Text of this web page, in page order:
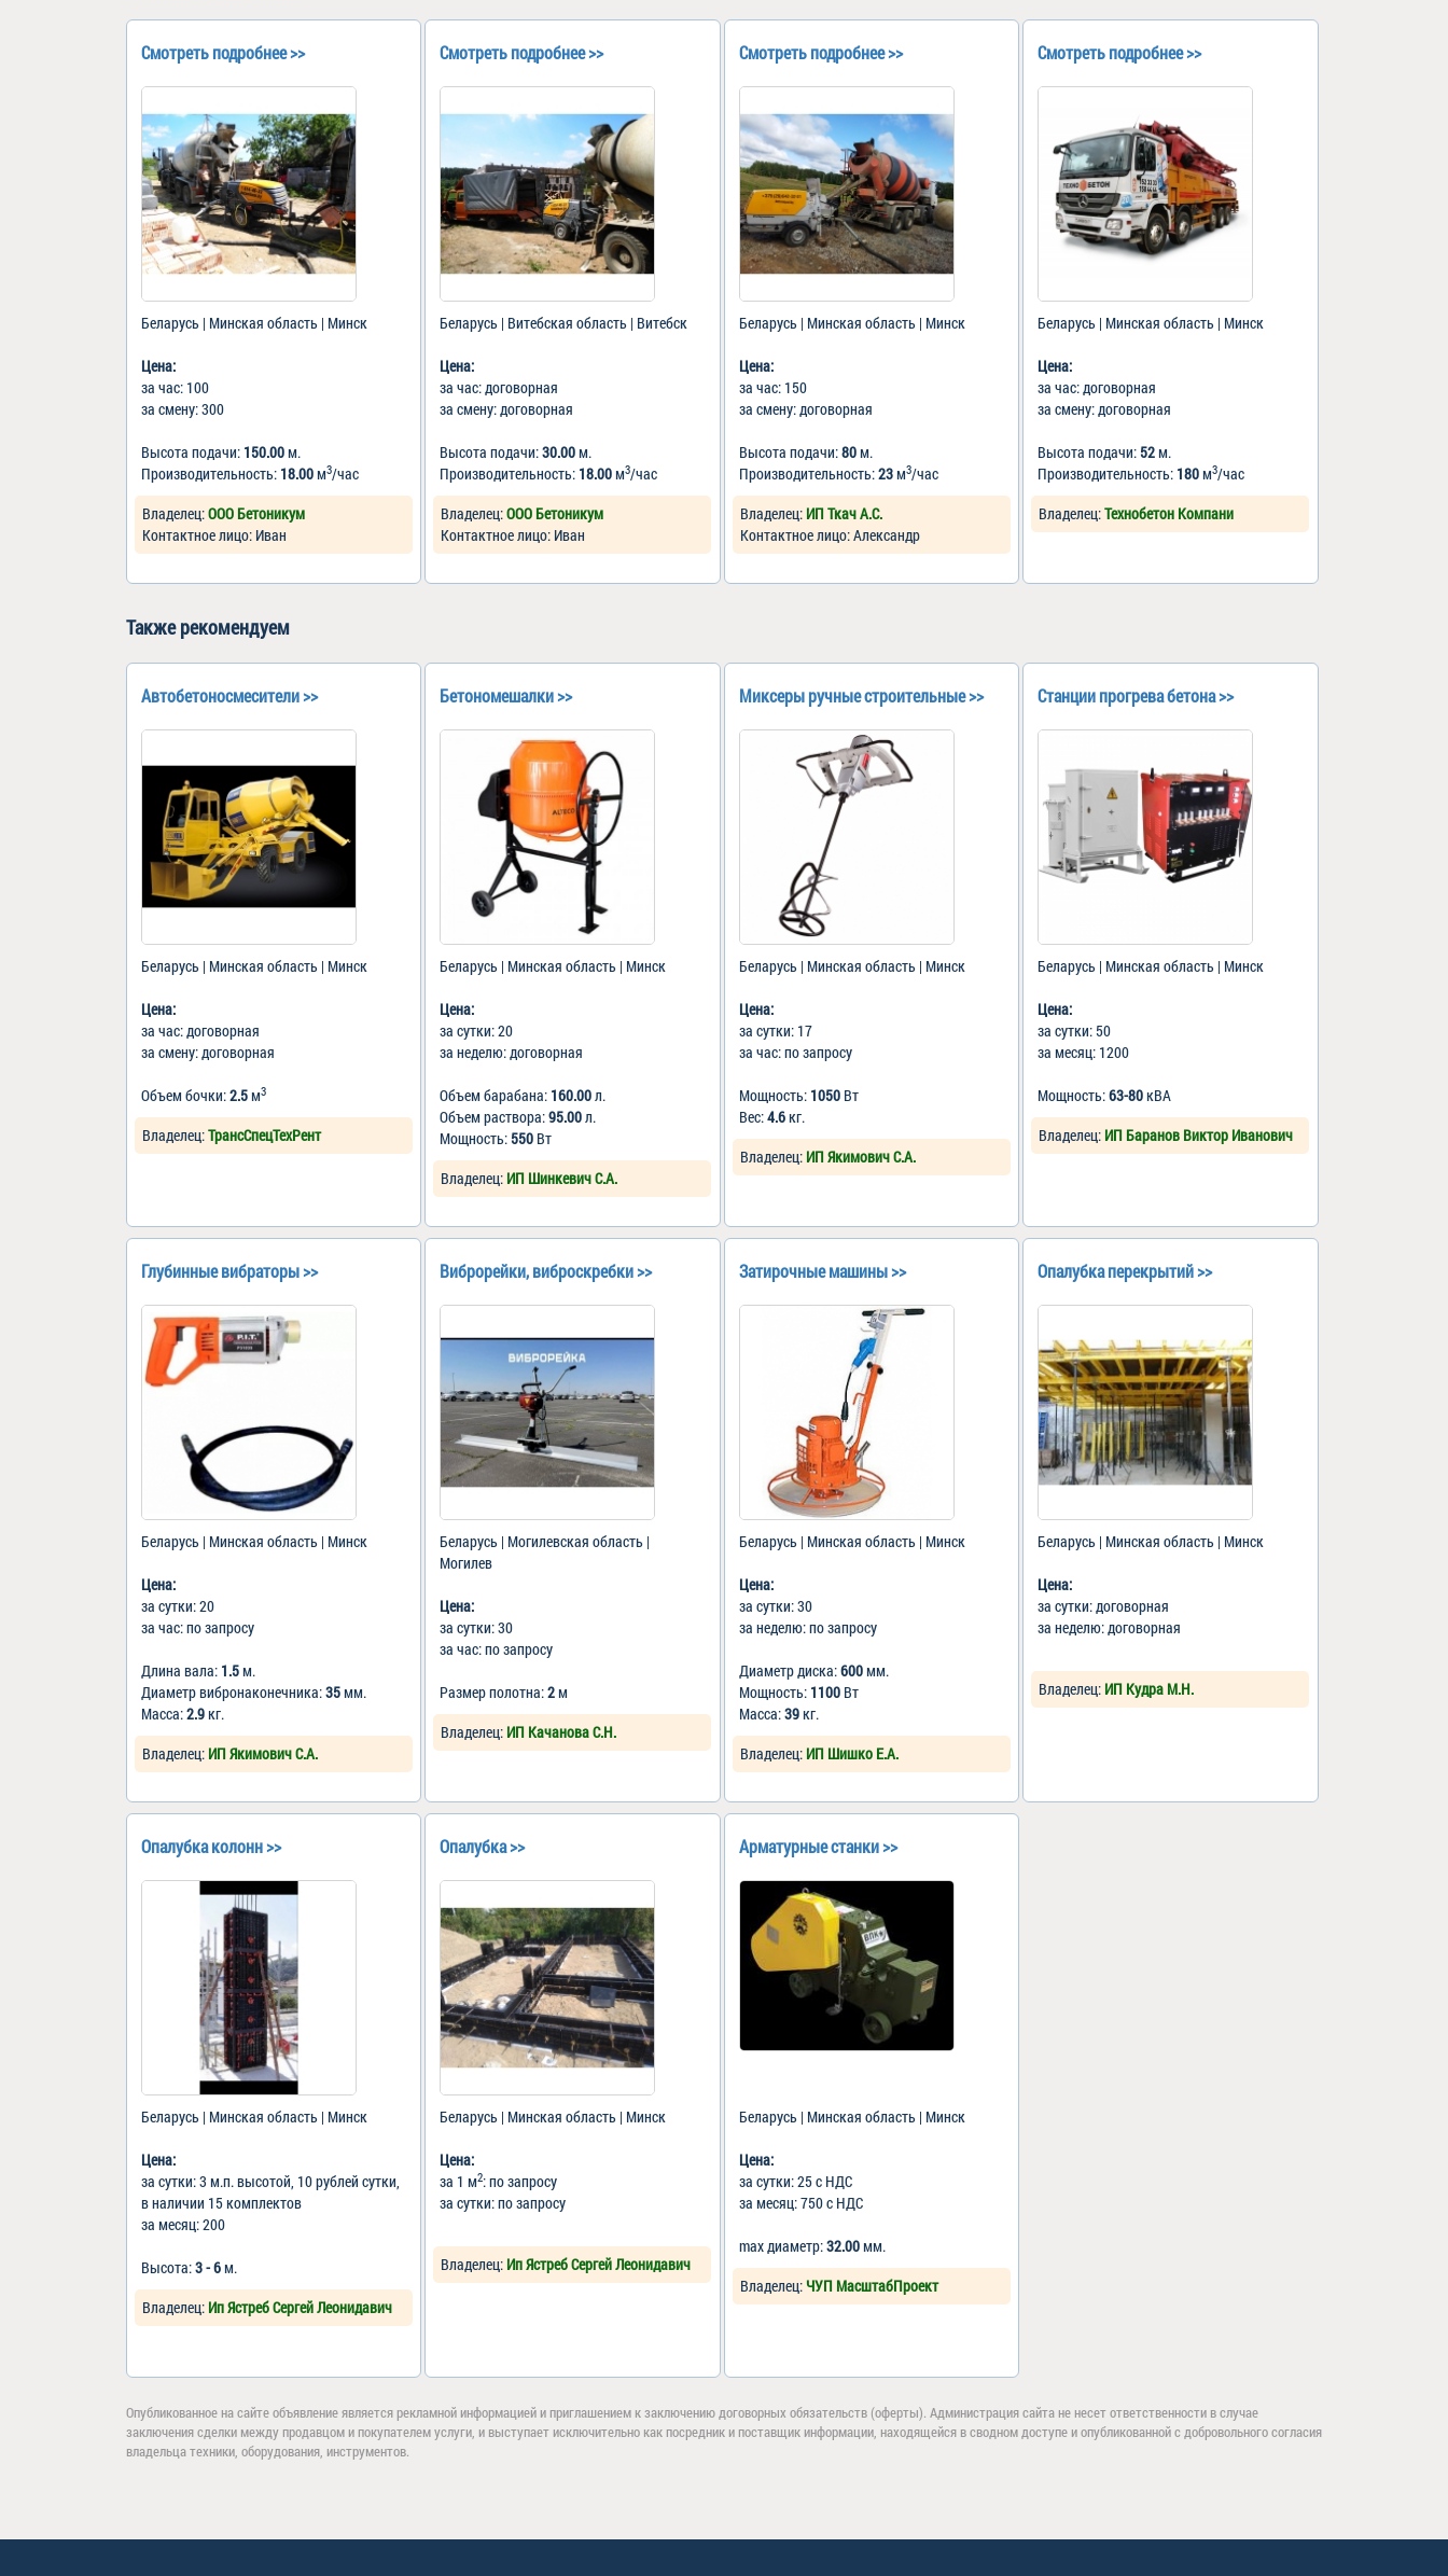
Смотреть подробнее >>
Беларусь | Минская область | Минск
Цена:
за час: 100
за смену: 300
Высота подачи: 150.00м.
Производительность: 18.00м3/час
Владелец:ООО Бетоникум
Контактное лицо: Иван
Смотреть подробнее >>
Беларусь | Витебская область | Витебск
Цена:
за час: договорная
за смену: договорная
Высота подачи:30.00м.
Производительность: 18.00м3/час
Владелец:ООО Бетоникум
Контактное лицо: Иван
Смотреть подробнее >>
Беларусь | Минская область | Минск
Цена:
за час: 150
за смену: договорная
Высота подачи:80м.
Производительность:23м3/час
Владелец: ИП Ткач А.С.
Контактное лицо: Александр
Смотреть подробнее >>
Беларусь | Минская область | Минск
Цена:
за час: договорная
за смену: договорная
Высота подачи: 52м.
Производительность: 180м3/час
Владелец:Технобетон Компани
Также рекомендуем
Автобетоносмесители >>
Беларусь | Минская область | Минск
Цена:
за час: договорная
за смену: договорная
Объем бочки:2.5м3
Владелец:ТрансСпецТехРент
Бетономешалки >>
Беларусь | Минская область | Минск
Цена:
за сутки: 20
за неделю: договорная
Объем барабана: 160.00л.
Объем раствора:95.00л.
Мощность: 550 Вт
Владелец: ИП Шинкевич С.А.
Миксеры ручные строительные >>
Беларусь | Минская область | Минск
Цена:
за сутки: 17
за час: по запросу
Мощность: 1050Вт
Вес:4.6кг.
Владелец: ИП Якимович С.А.
Станции прогрева бетона >>
Беларусь | Минская область | Минск
Цена:
за сутки: 50
за месяц: 1200
Мощность:63-80кВА
Владелец: ИП Баранов Виктор Иванович
Глубинные вибраторы >>
Беларусь | Минская область | Минск
Цена:
за сутки: 20
за час: по запросу
Длина вала: 1.5м.
Диаметр вибронаконечника:35мм.
Масса:2.9кг.
Владелец: ИП Якимович С.А.
Виброрейки, виброскребки >>
Беларусь | Могилевская область |
Могилев
Цена:
за сутки: 30
за час: по запросу
Размер полотна:2м
Владелец: ИП Качанова С.Н.
Затирочные машины >>
Беларусь | Минская область | Минск
Цена:
за сутки: 30
за неделю: по запросу
Диаметр диска:600мм.
Мощность: 1100Вт
Масса:39кг.
Владелец: ИП Шишко Е.А.
Опалубка перекрытий >>
Беларусь | Минская область | Минск
Цена:
за сутки: договорная
за неделю: договорная
Владелец: ИП Кудра М.Н.
Опалубка колонн >>
Беларусь | Минская область | Минск
Цена:
за сутки: 3 м.п. высотой, 10 рублей сутки,
в наличии 15 комплектов
за месяц: 200
Высота:3 - 6м.
Владелец: Ип Ястреб Сергей Леонидавич
Опалубка >>
Беларусь | Минская область | Минск
Цена:
за 1 м2: по запросу
за сутки: по запросу
Владелец: Ип Ястреб Сергей Леонидавич
Арматурные станки >>
Беларусь | Минская область | Минск
Цена:
за сутки: 25 с НДС
за месяц: 750 с НДС
max диаметр:32.00мм.
Владелец:ЧУП МасштабПроект
Опубликованное на сайте объявление является рекламной информацией и приглашением к заключению договорных обязательств (оферты). Администрация сайта не несет ответственности в случае
заключения сделки между продавцом и покупателем услуги, и выступает исключительно как посредник и поставщик информации, находящейся в сводном доступе и опубликованной с добровольного согласия
владельца техники, оборудования, инструментов.